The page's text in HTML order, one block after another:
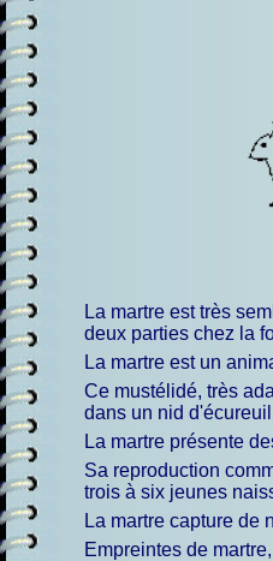
La martre est très
deux parties chez la
La martre est un
Ce mustélidé, très
dans un nid
La martre présente
Sa reproduction
trois à six jeunes
La martre capture de
Empreintes de martre,